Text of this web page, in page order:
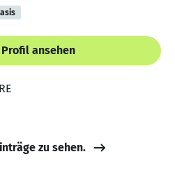
Profil ansehen
zu sehen.